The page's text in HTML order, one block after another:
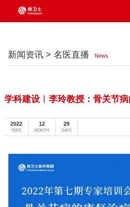
新闻资讯 > 名医直播 News
学科建设︱李玲教授：骨关节
2022
YERS
12
MONTH
29
DAYS